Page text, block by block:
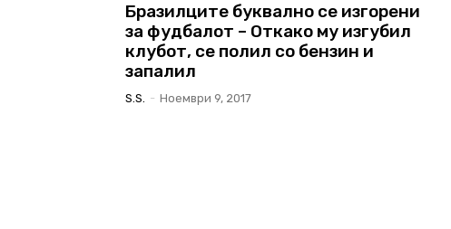
Бразилците буквално се изгорени
за фудбалот – Откако му изгубил
клубот, се полил со бензин и
запалил
S.s. - Ноември 9, 2017